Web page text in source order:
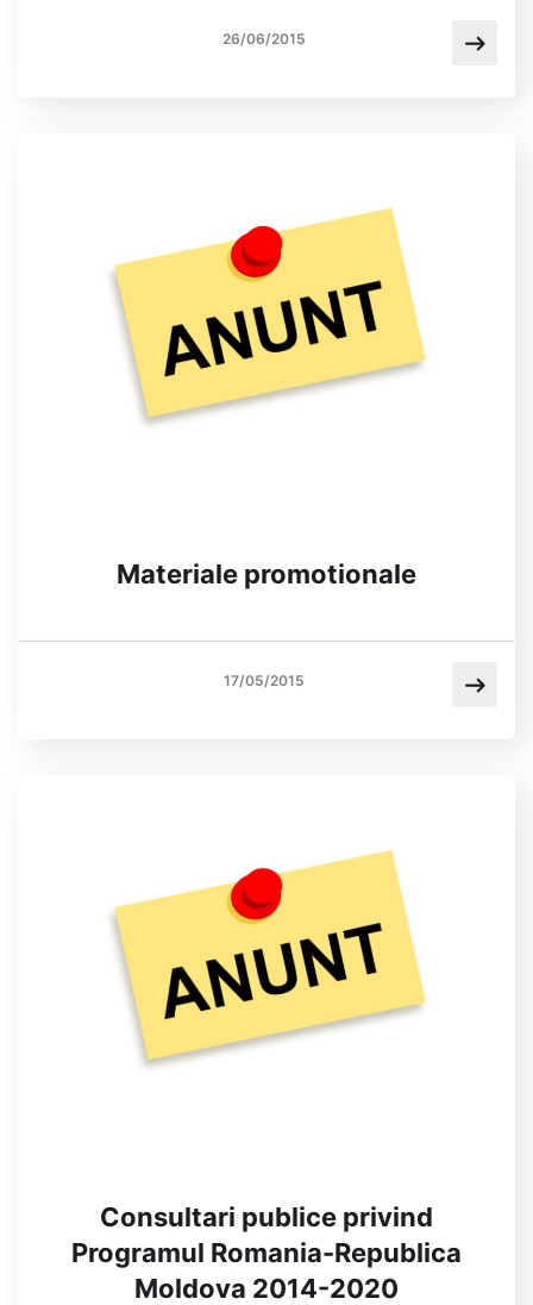
26/06/2015
Materiale promotionale
17/05/2015
Consultari publice privind
Programul Romania-Republica
Moldova 2014-2020